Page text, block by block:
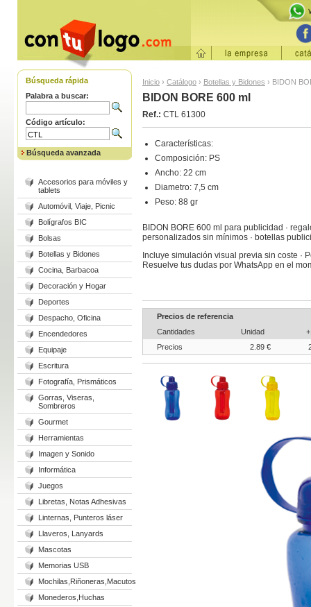
Búsqueda rápida
Palabra a buscar:
Código artículo:
Búsqueda avanzada
Accesorios para móviles y
tablets
Automóvil, Viaje, Picnic
Bolígrafos BIC
Bolsas
Botellas y Bidones
Cocina, Barbacoa
Decoración y Hogar
Deportes
Despacho, Oficina
Encendedores
Equipaje
Escritura
Fotografía, Prismáticos
Gorras, Viseras,
Sombreros
Gourmet
Herramientas
Imagen y Sonido
Informática
Juegos
Libretas, Notas Adhesivas
Linternas, Punteros láser
Llaveros, Lanyards
Mascotas
Memorias USB
Mochilas,Riñoneras,Macutos
Monederos,Huchas
Inicio › Catálogo › Botellas y Bidones › BIDON
BIDON BORE 600 ml
Ref.: CTL 61300
Características:
Composición: PS
Ancho: 22 cm
Diametro: 7,5 cm
Peso: 88 gr
BIDON BORE 600 ml para publicidad ·
personalizados sin mínimos · botellas
Incluye simulación visual previa sin coste ·
Resuelve tus dudas por WhatsApp en el
Precios de referencia
Cantidades
Unidad
Precios
2.89 €